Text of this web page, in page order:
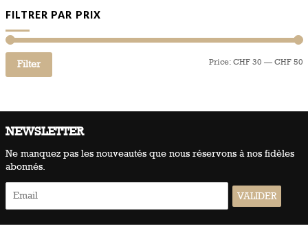
FILTRER PAR PRIX
Filter Price: CHF 30 — CHF 50
NEWSLETTER
Ne manquez pas les nouveautés que nous réservons à nos fidèles
abonnés.